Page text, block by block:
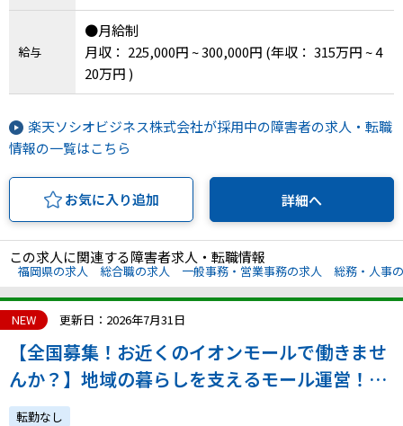
給与
●月給制
月収： 225,000円 ~ 300,000円 (年収： 315万円 ~ 4
20万円 )
楽天ソシオビジネス株式会社が採用中の障害者の求人・転職
情報の一覧はこちら
お気に入り追加 詳細へ
この求人に関連する障害者求人・転職情報
福岡県の求人 総合職の求人 一般事務・営業事務の求人 総務・人事
NEW 更新日：2026年7月31日
【全国募集！お近くのイオンモールで働きませ
んか？】地域の暮らしを支えるモール運営！／
正社員採用／通院配慮あり
転勤なし